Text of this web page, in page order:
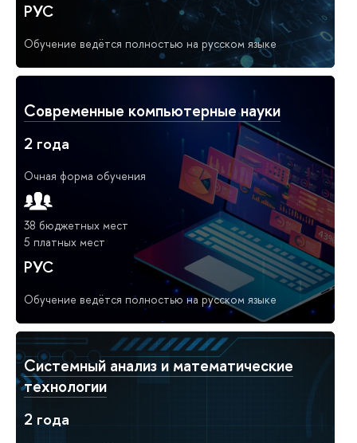
РУС
Обучение ведётся полностью на русском языке
Современные компьютерные науки
2 года
Очная форма обучения
38 бюджетных мест
5 платных мест
РУС
Обучение ведётся полностью на русском языке
Системный анализ и математические
технологии
2 года